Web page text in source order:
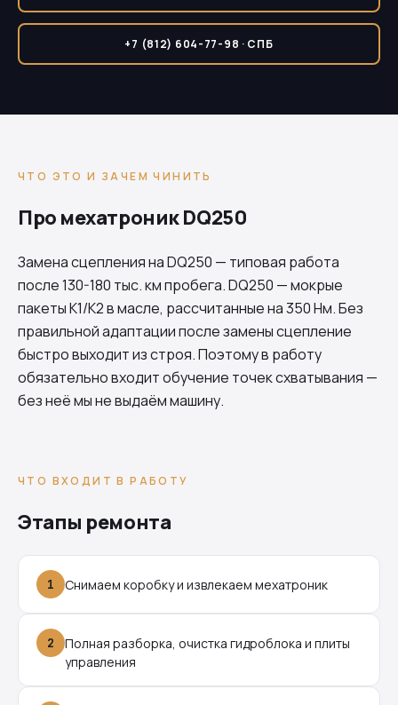
+7 (812) 604-77-98 · СПБ
ЧТО ЭТО И ЗАЧЕМ ЧИНИТЬ
Про мехатроник DQ250
Замена сцепления наDQ250 — типовая работа
после 130-180 тыс. км пробега.DQ250 — мокрые
пакеты K1/K2 в масле, рассчитанные на 350 Нм. Без
правильной адаптации после замены сцепление
быстро выходит из строя. Поэтому в работу
обязательно входит обучение точек схватывания —
без неё мы не выдаём машину.
ЧТО ВХОДИТ В РАБОТУ
Этапы ремонта
1 Снимаем коробку и извлекаем мехатроник
2
Полная разборка, очистка гидроблока и плиты
управления